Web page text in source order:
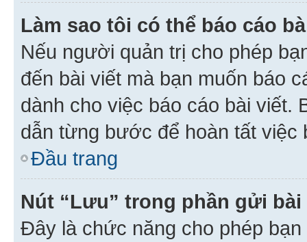
Làm sao tôi có thể báo cáo
Nếu người quản trị cho phép
đến bài viết mà bạn muốn báo
dành cho việc báo cáo bài viết.
dẫn từng bước để hoàn tất việc
Đầu trang
Nút “Lưu” trong phần gửi
Đây là chức năng cho phép